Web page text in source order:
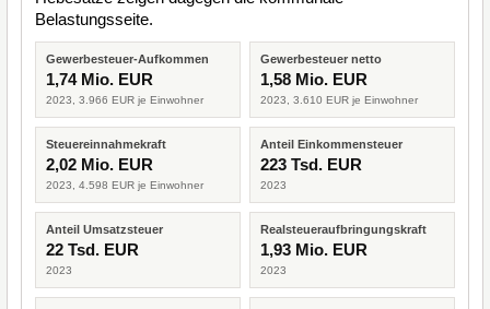
Belastungsseite.
Gewerbesteuer-Aufkommen
1,74 Mio. EUR
2023, 3.966 EUR je Einwohner
Gewerbesteuer netto
1,58 Mio. EUR
2023, 3.610 EUR je Einwohner
Steuereinnahmekraft
2,02 Mio. EUR
2023, 4.598 EUR je Einwohner
Anteil Einkommensteuer
223 Tsd. EUR
2023
Anteil Umsatzsteuer
22 Tsd. EUR
2023
Realsteueraufbringungskraft
1,93 Mio. EUR
2023